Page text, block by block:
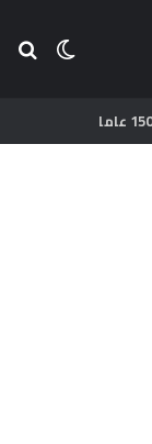
الوضع